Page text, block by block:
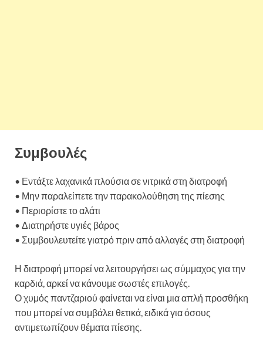
Συμβουλές
• Εντάξτε λαχανικά πλούσια σε νιτρικά στη διατροφή
• Μην παραλείπετε την παρακολούθηση της πίεσης
• Περιορίστε το αλάτι
• Διατηρήστε υγιές βάρος
• Συμβουλευτείτε γιατρό πριν από αλλαγές στη διατροφή
Η διατροφή μπορεί να λειτουργήσει ως σύμμαχος για την
καρδιά, αρκεί να κάνουμε σωστές επιλογές.
Ο χυμός παντζαριού φαίνεται να είναι μια απλή προσθήκη
που μπορεί να συμβάλει θετικά, ειδικά για όσους
αντιμετωπίζουν θέματα πίεσης.